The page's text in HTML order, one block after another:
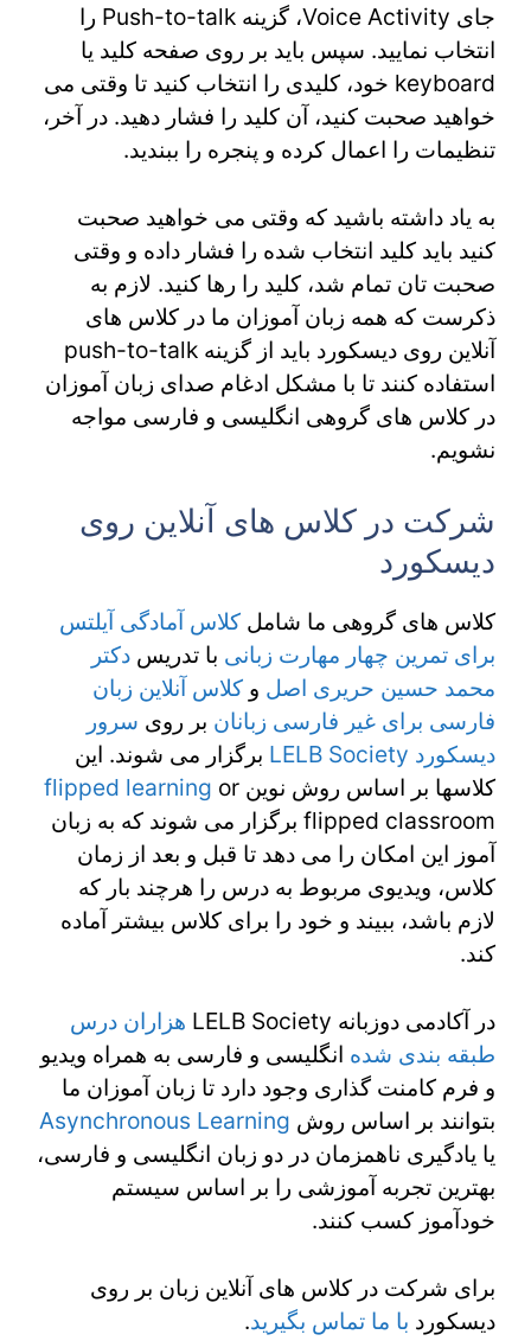
جای Voice Activity، گزینه Push-to-talk را
انتخاب نمایید. سپس باید بر روی صفحه کلید یا
keyboard خود، کلیدی را انتخاب کنید تا وقتی می
خواهید صحبت کنید، آن کلید را فشار دهید. در آخر،
تنظیمات را اعمال کرده و پنجره را ببندید.
به یاد داشته باشید که وقتی می خواهید صحبت
کنید باید کلید انتخاب شده را فشار داده و وقتی
صحبت تان تمام شد، کلید را رها کنید. لازم به
ذکرست که همه زبان آموزان ما در کلاس های
آنلاین روی دیسکورد باید از گزینه push-to-talk
استفاده کنند تا با مشکل ادغام صدای زبان آموزان
در کلاس های گروهی انگلیسی و فارسی مواجه
نشویم.
شرکت در کلاس های آنلاین روی
دیسکورد
کلاس های گروهی ما شامل کلاس آمادگی آیلتس
برای تمرین چهار مهارت زبانی با تدریس دکتر
محمد حسین حریری اصل و کلاس آنلاین زبان
فارسی برای غیر فارسی زبانان بر روی سرور
دیسکورد LELB Society
برگزار می شوند. این
کلاسها بر اساس روش نوین
flipped learning or
flipped classroom برگزار می شوند که به زبان
آموز این امکان را می دهد تا قبل و بعد از زمان
کلاس، ویدیوی مربوط به درس را هرچند بار که
لازم باشد، ببیند و خود را برای کلاس بیشتر آماده
کند.
در آکادمی دوزبانه LELB Society
هزاران درس
طبقه بندی شده انگلیسی و فارسی به همراه ویدیو
و فرم کامنت گذاری وجود دارد تا زبان آموزان ما
بتوانند بر اساس روش Asynchronous Learning
یا یادگیری ناهمزمان در دو زبان انگلیسی و فارسی،
بهترین تجربه آموزشی را بر اساس سیستم
خودآموز کسب کنند.
برای شرکت در کلاس های آنلاین زبان بر روی
دیسکورد با ما تماس بگیرید.